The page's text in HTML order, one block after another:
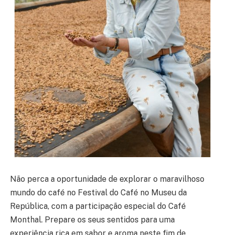
Não perca a oportunidade de explorar o maravilhoso
mundo do café no Festival do Café no Museu da
República, com a participação especial do Café
Monthal. Prepare os seus sentidos para uma